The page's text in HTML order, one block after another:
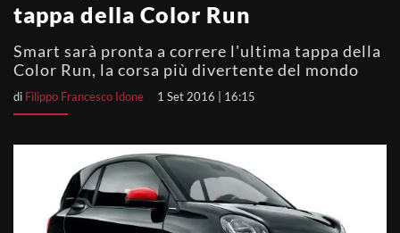
tappa della Color Run
Smart sarà pronta a correre l'ultima tappa della
Color Run, la corsa più divertente del mondo
di Filippo Francesco Idone 1 Set 2016 | 16:15